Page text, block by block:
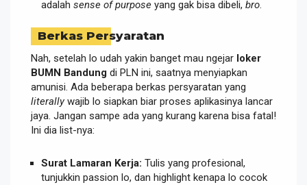
adalah sense of purpose yang gak bisa dibeli, bro
Berkas Persyaratan
Nah, setelah lo udah yakin banget mau ngejar loker
BUMN Bandung di PLN ini, saatnya menyiapkan
amunisi. Ada beberapa berkas persyaratan yang
literallywajib lo siapkan biar proses aplikasinya lancar
jaya. Jangan sampe ada yang kurang karena bisa fatal!
Ini dia list-nya:
Surat Lamaran Kerja: Tulis yang profesional,
tunjukkin passion lo, dan highlight kenapa lo cocok